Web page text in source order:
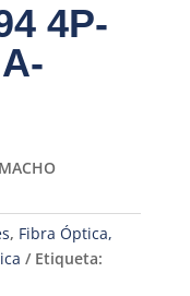
4P-
, Fibra Óptica,
Etiqueta: